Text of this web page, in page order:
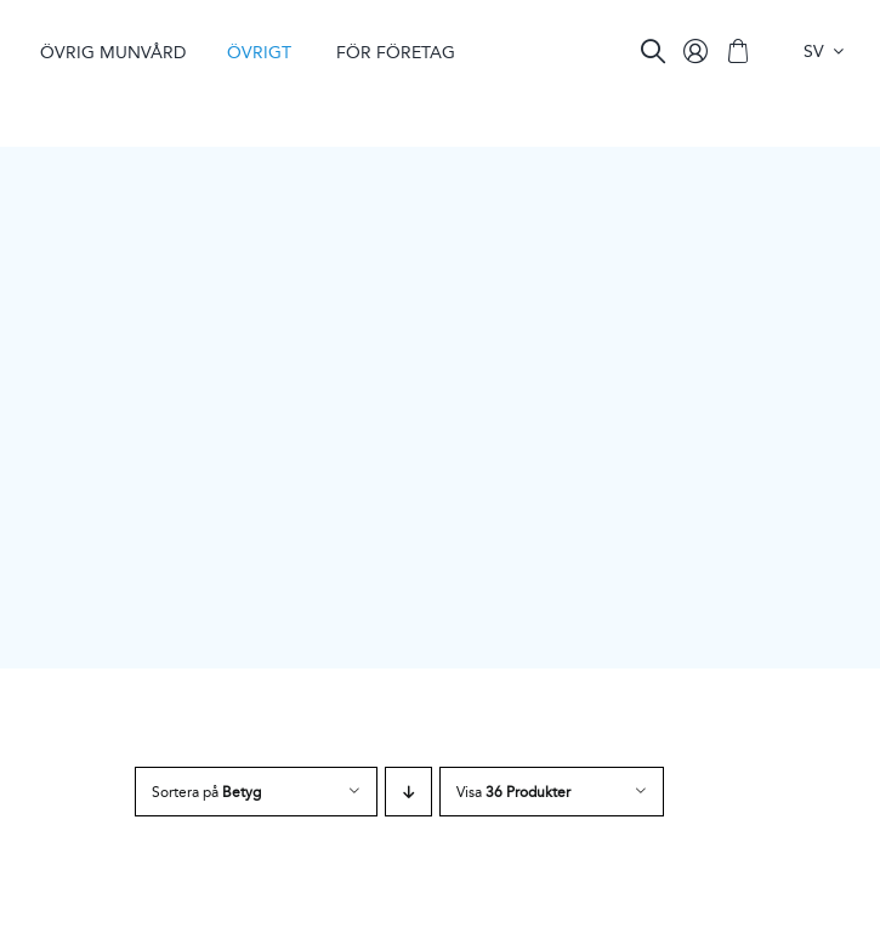
ÖVRIG MUNVÅRD ÖVRIGT FÖR FÖRETAG SV
Sortera på Betyg Visa36 Produkter